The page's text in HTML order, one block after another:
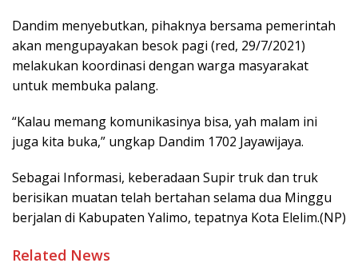
Dandim menyebutkan, pihaknya bersama pemerintah
akan mengupayakan besok pagi (red, 29/7/2021)
melakukan koordinasi dengan warga masyarakat
untuk membuka palang.
“Kalau memang komunikasinya bisa, yah malam ini
juga kita buka,” ungkap Dandim 1702 Jayawijaya.
Sebagai Informasi, keberadaan Supir truk dan truk
berisikan muatan telah bertahan selama dua Minggu
berjalan di Kabupaten Yalimo, tepatnya Kota Elelim.(NP)
Related News